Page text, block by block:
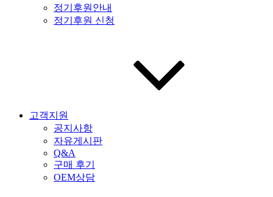
정기후원안내
정기후원 신청
고객지원
공지사항
자유게시판
Q&A
구매 후기
OEM상담